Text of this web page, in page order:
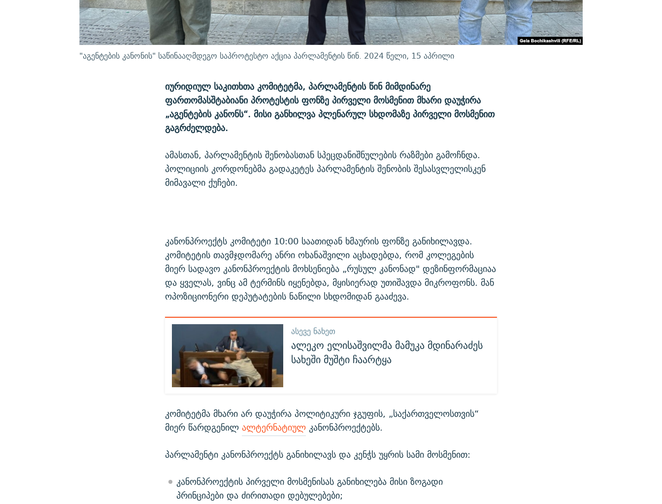
"აგენტების კანონის" საწინააღმდეგო საპროტესტო აქცია პარლამენტის წინ. 2024 წელი, 15 აპრილი
იურიდიულ საკითხთა კომიტეტმა, პარლამენტის წინ მიმდინარე
ფართომასშტაბიანი პროტესტის ფონზე პირველი მოსმენით მხარი დაუჭირა
„აგენტების კანონს“. მისი განხილვა პლენარულ სხდომაზე პირველი მოსმენით
გაგრძელდება.
ამასთან, პარლამენტის შენობასთან სპეცდანიშნულების რაზმები გამოჩნდა.
პოლიციის კორდონებმა გადაკეტეს პარლამენტის შენობის შესასვლელისკენ
მიმავალი ქუჩები.
კანონპროექტს კომიტეტი 10:00 საათიდან ხმაურის ფონზე განიხილავდა.
კომიტეტის თავმჯდომარე ანრი ოხანაშვილი აცხადებდა, რომ კოლეგების
მიერ სადავო კანონპროექტის მოხსენიება „რუსულ კანონად" დეზინფორმაციაა
და ყველას, ვინც ამ ტერმინს იყენებდა, მყისიერად უთიშავდა მიკროფონს. მან
ოპოზიციონერი დეპუტატების ნაწილი სხდომიდან გააძევა.
ᲐᲡᲔᲕᲔ ᲜᲐᲮᲔᲗ
ალეკო ელისაშვილმა მამუკა მდინარაძეს
სახეში მუშტი ჩაარტყა
კომიტეტმა მხარი არ დაუჭირა პოლიტიკური ჯგუფის, „საქართველოსთვის“
მიერ წარდგენილ ალტერნატიულკანონპროექტებს.
პარლამენტი კანონპროექტს განიხილავს და კენჭს უყრის სამი მოსმენით:
კანონპროექტის პირველი მოსმენისას განიხილება მისი ზოგადი
პრინციპები და ძირითადი დებულებები;